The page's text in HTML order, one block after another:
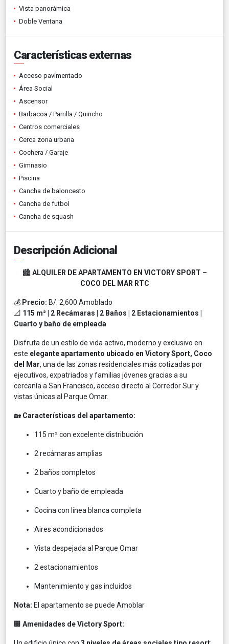
Vista panorámica
Doble Ventana
Características externas
Acceso pavimentado
Área Social
Ascensor
Barbacoa / Parrilla / Quincho
Centros comerciales
Cerca zona urbana
Cochera / Garaje
Gimnasio
Piscina
Cancha de baloncesto
Cancha de futbol
Cancha de squash
Descripción Adicional
🏙️ ALQUILER DE APARTAMENTO EN VICTORY SPORT –
COCO DEL MAR RTC
💰 Precio: B/. 2,600 Amoblado
📐 115 m² | 2 Recámaras | 2 Baños | 2 Estacionamientos |
Cuarto y baño de empleada
Disfruta de un estilo de vida activo, moderno y exclusivo en
este elegante apartamento ubicado en Victory Sport, Coco
del Mar, una de las zonas residenciales más cotizadas por
ejecutivos, expatriados y familias jóvenes gracias a su
cercanía a San Francisco, acceso directo al Corredor Sur y
vistas únicas al Parque Omar.
🏡 Características del apartamento:
115 m² con excelente distribución
2 recámaras amplias
2 baños completos
Cuarto y baño de empleada
Cocina con línea blanca completa
Aires acondicionados
Vista despejada al Parque Omar
2 estacionamientos
Mantenimiento y gas incluidos
Nota: El apartamento se puede Amoblar
🏢 Amenidades de Victory Sport: